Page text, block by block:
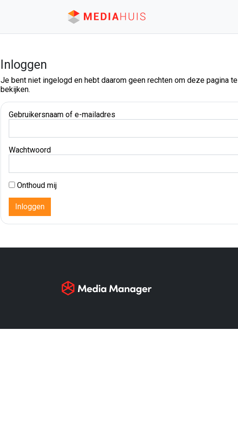
Inloggen
Je bent niet ingelogd en hebt daarom geen rechten om deze pagina te
bekijken.
Gebruikersnaam of e-mailadres
Wachtwoord
Onthoud mij